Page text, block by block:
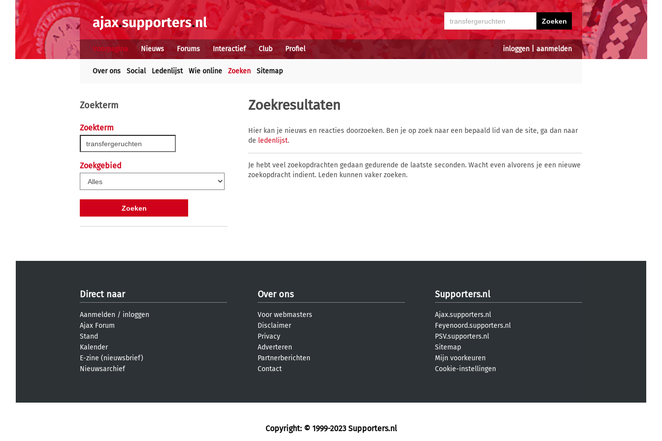
inloggen aanmelden
Voorpagina Nieuws Forums Interactief Club Profiel
Over ons Social Ledenlijst Wie online Zoeken Sitemap
Zoekterm
Zoekterm
Zoekgebied
Zoekresultaten
Hier kan je nieuws en reacties doorzoeken. Ben je op zoek naar een bepaald lid van de site, ga dan naar
de ledenlijst.
Je hebt veel zoekopdrachten gedaan gedurende de laatste seconden. Wacht even alvorens je een nieuwe
zoekopdracht indient. Leden kunnen vaker zoeken.
Direct naar
Aanmelden / inloggen
Ajax Forum
Stand
Kalender
E-zine (nieuwsbrief)
Nieuwsarchief
Over ons
Voor webmasters
Disclaimer
Privacy
Adverteren
Partnerberichten
Contact
Supporters.nl
Ajax.supporters.nl
Feyenoord.supporters.nl
PSV.supporters.nl
Sitemap
Mijn voorkeuren
Cookie-instellingen
Copyright: © 1999-2023 Supporters.nl